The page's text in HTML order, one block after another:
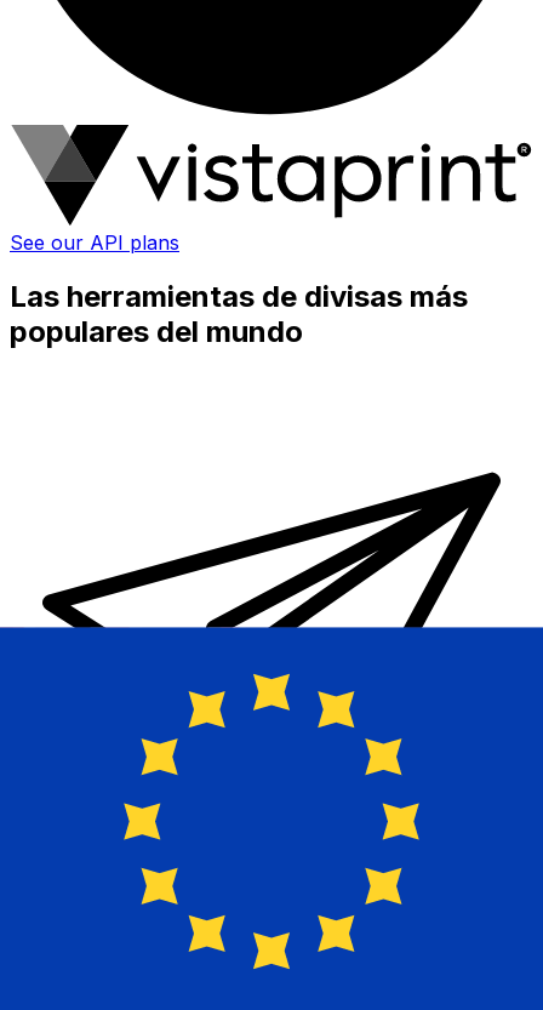
See our API plans
Las herramientas de divisas más
populares del mundo
Transferencias de dinero internacionales Xe